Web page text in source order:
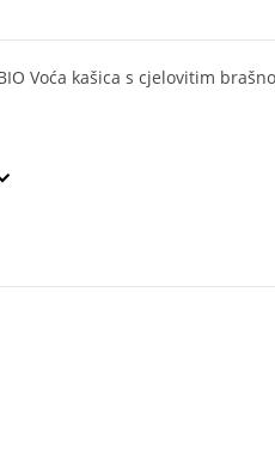
Voća kašica s cjelovitim